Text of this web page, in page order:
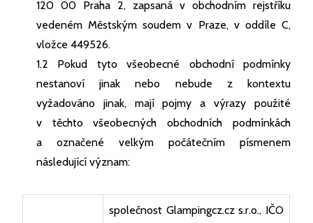
120 00 Praha 2, zapsaná v obchodním rejstříku
vedeném Městským soudem v Praze, v oddíle C,
vložce 449526.
1.2 Pokud tyto všeobecné obchodní podmínky
nestanoví jinak nebo nebude z kontextu
vyžadováno jinak, mají pojmy a výrazy použité
v těchto všeobecných obchodních podmínkách
a označené velkým počátečním písmenem
následující význam:
společnost Glampingcz.cz s.r.o., IČO